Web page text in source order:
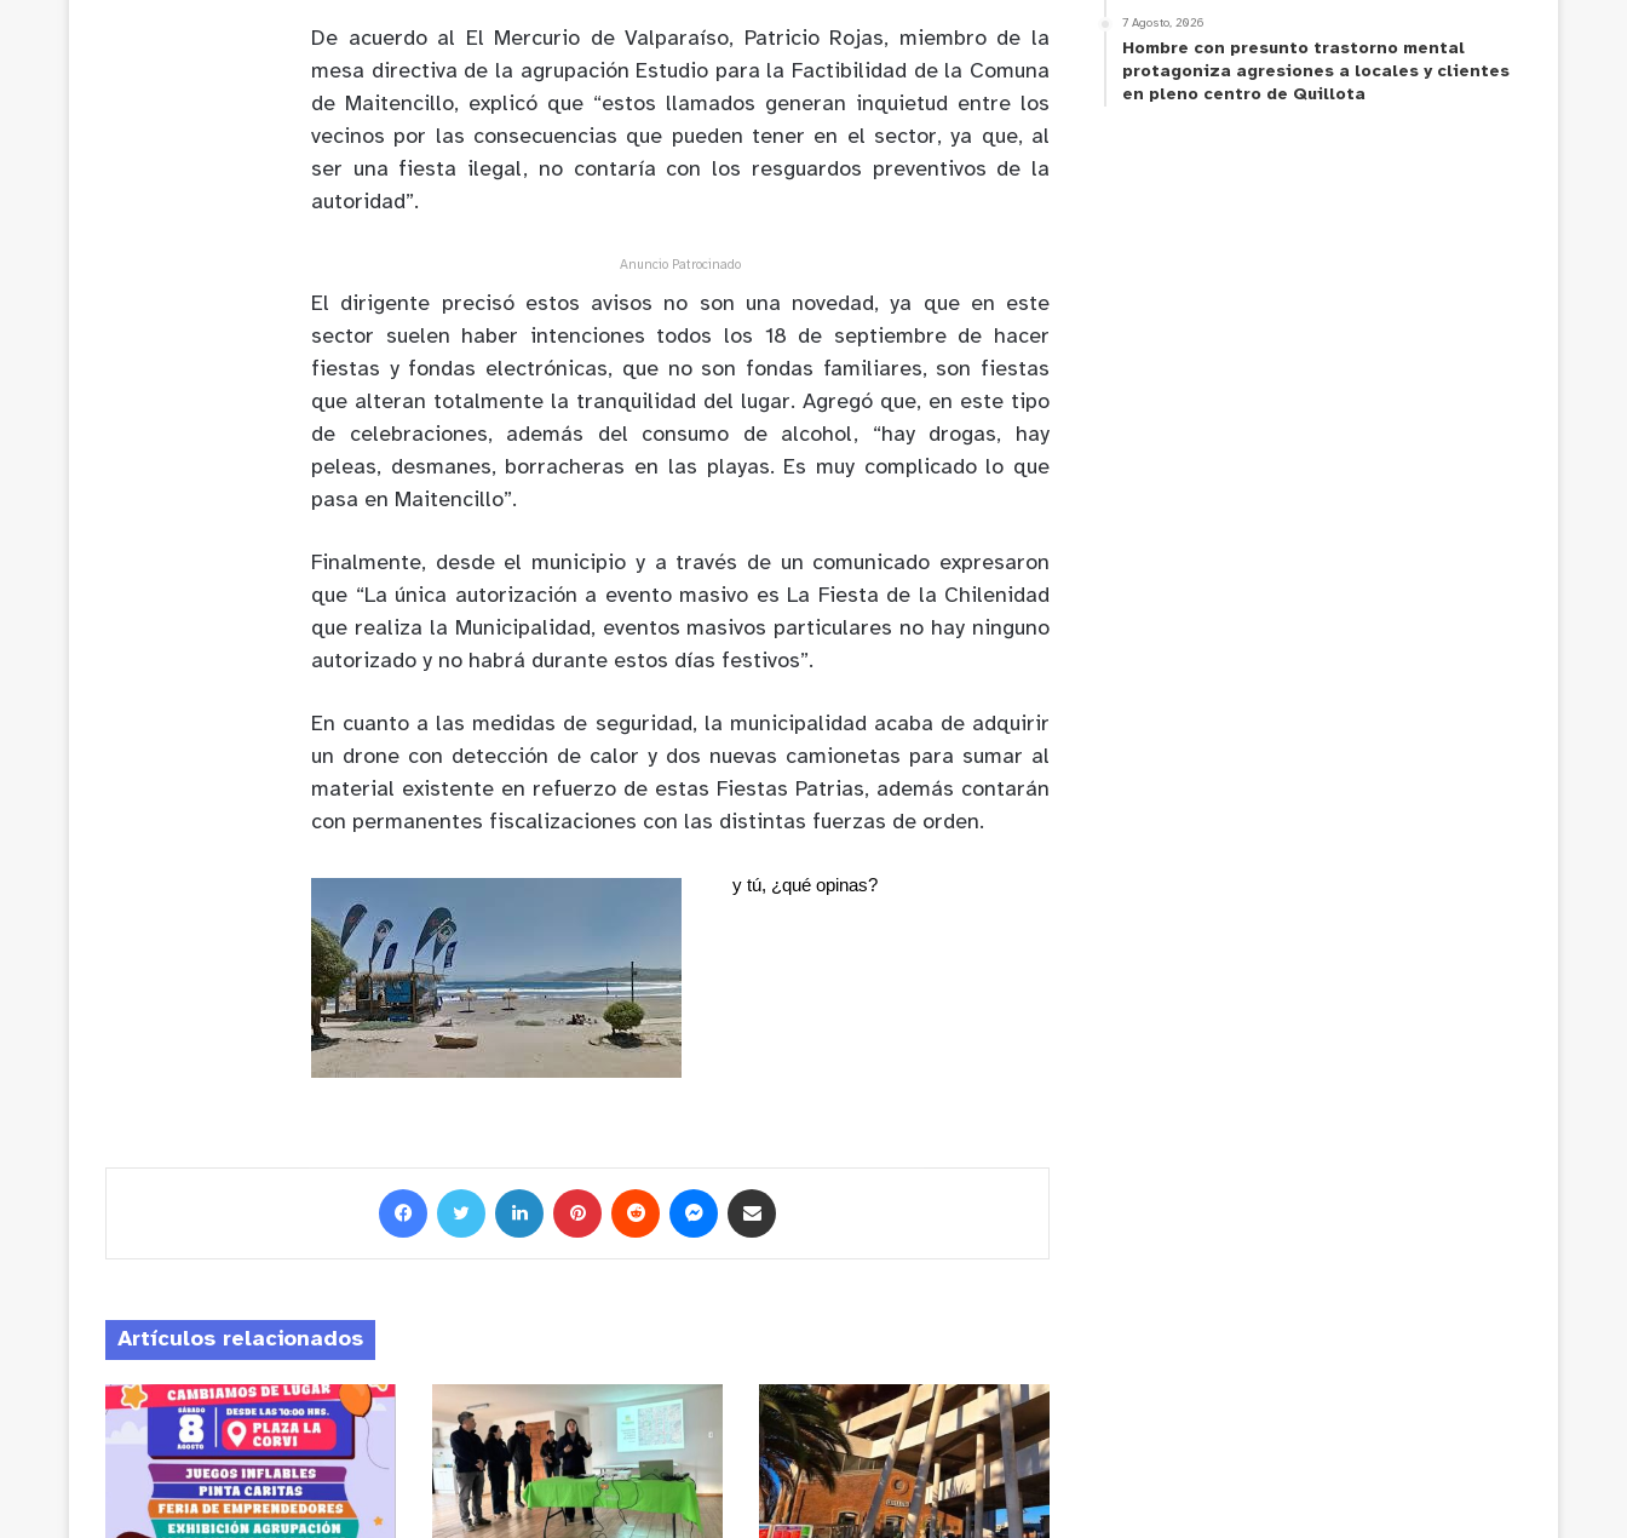
De acuerdo al El Mercurio de Valparaíso, Patricio Rojas, miembro de la
mesa directiva de la agrupación Estudio para la Factibilidad de la Comuna
de Maitencillo, explicó que “estos llamados generan inquietud entre los
vecinos por las consecuencias que pueden tener en el sector, ya que, al
ser una fiesta ilegal, no contaría con los resguardos preventivos de la
autoridad”.
Anuncio Patrocinado
El dirigente precisó estos avisos no son una novedad, ya que en este
sector suelen haber intenciones todos los 18 de septiembre de hacer
fiestas y fondas electrónicas, que no son fondas familiares, son fiestas
que alteran totalmente la tranquilidad del lugar. Agregó que, en este tipo
de celebraciones, además del consumo de alcohol, “hay drogas, hay
peleas, desmanes, borracheras en las playas. Es muy complicado lo que
pasa en Maitencillo”.
Finalmente, desde el municipio y a través de un comunicado expresaron
que “La única autorización a evento masivo es La Fiesta de la Chilenidad
que realiza la Municipalidad, eventos masivos particulares no hay ninguno
autorizado y no habrá durante estos días festivos”.
En cuanto a las medidas de seguridad, la municipalidad acaba de adquirir
un drone con detección de calor y dos nuevas camionetas para sumar al
material existente en refuerzo de estas Fiestas Patrias, además contarán
con permanentes fiscalizaciones con las distintas fuerzas de orden.
y tú, ¿qué opinas?
Artículos relacionados
7 Agosto, 2026
Hombre con presunto trastorno mental
protagoniza agresiones a locales y clientes
en pleno centro de Quillota